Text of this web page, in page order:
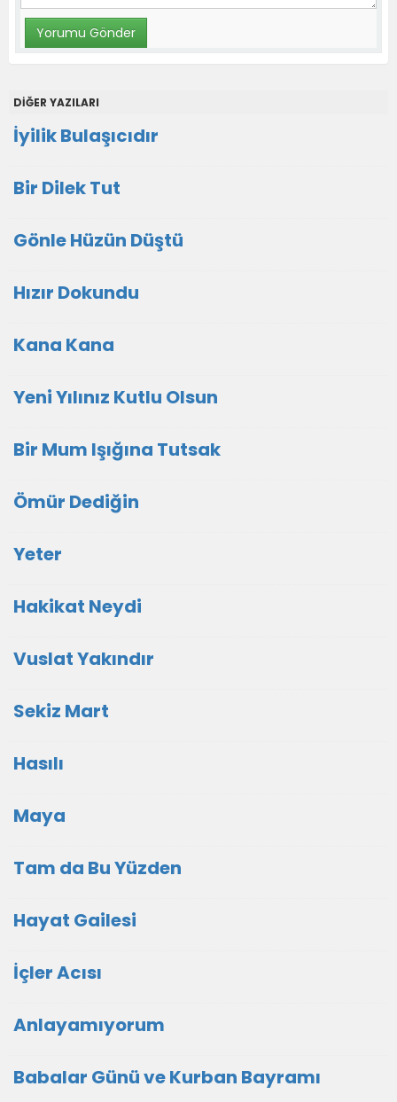
DİĞER YAZILARI
İyilik Bulaşıcıdır
Bir Dilek Tut
Gönle Hüzün Düştü
Hızır Dokundu
Kana Kana
Yeni Yılınız Kutlu Olsun
Bir Mum Işığına Tutsak
Ömür Dediğin
Yeter
Hakikat Neydi
Vuslat Yakındır
Sekiz Mart
Hasılı
Maya
Tam da Bu Yüzden
Hayat Gailesi
İçler Acısı
Anlayamıyorum
Babalar Günü ve Kurban Bayramı